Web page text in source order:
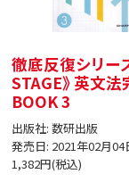
徹底反復シリー
STAGE》 英文法
BOOK 3
出版社: 数研出版
発売日: 2021年02月04
1,382円(税込)